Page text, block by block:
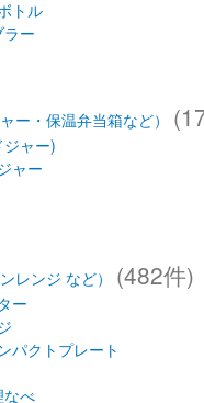
トル
ー
ー・保温弁当箱など）
ャー)
ャー
レンジ など） (482件)
ー
パクトプレート
なべ